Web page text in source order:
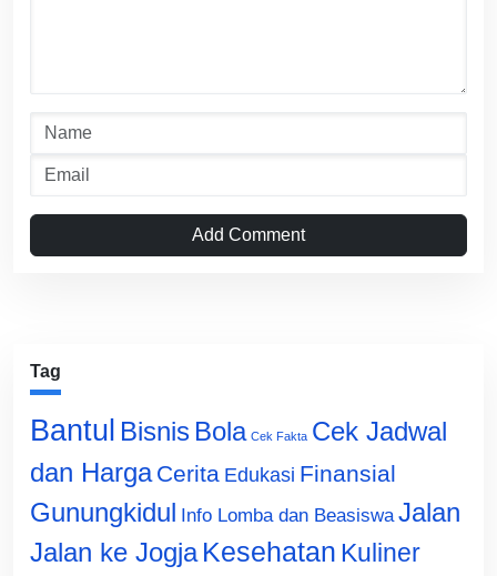
Add Comment
Tag
Bantul Bisnis Bola Cek Fakta Cek Jadwal
dan Harga Cerita Edukasi Finansial
Gunungkidul Info Lomba dan Beasiswa Jalan
Jalan ke Jogja Kesehatan Kuliner